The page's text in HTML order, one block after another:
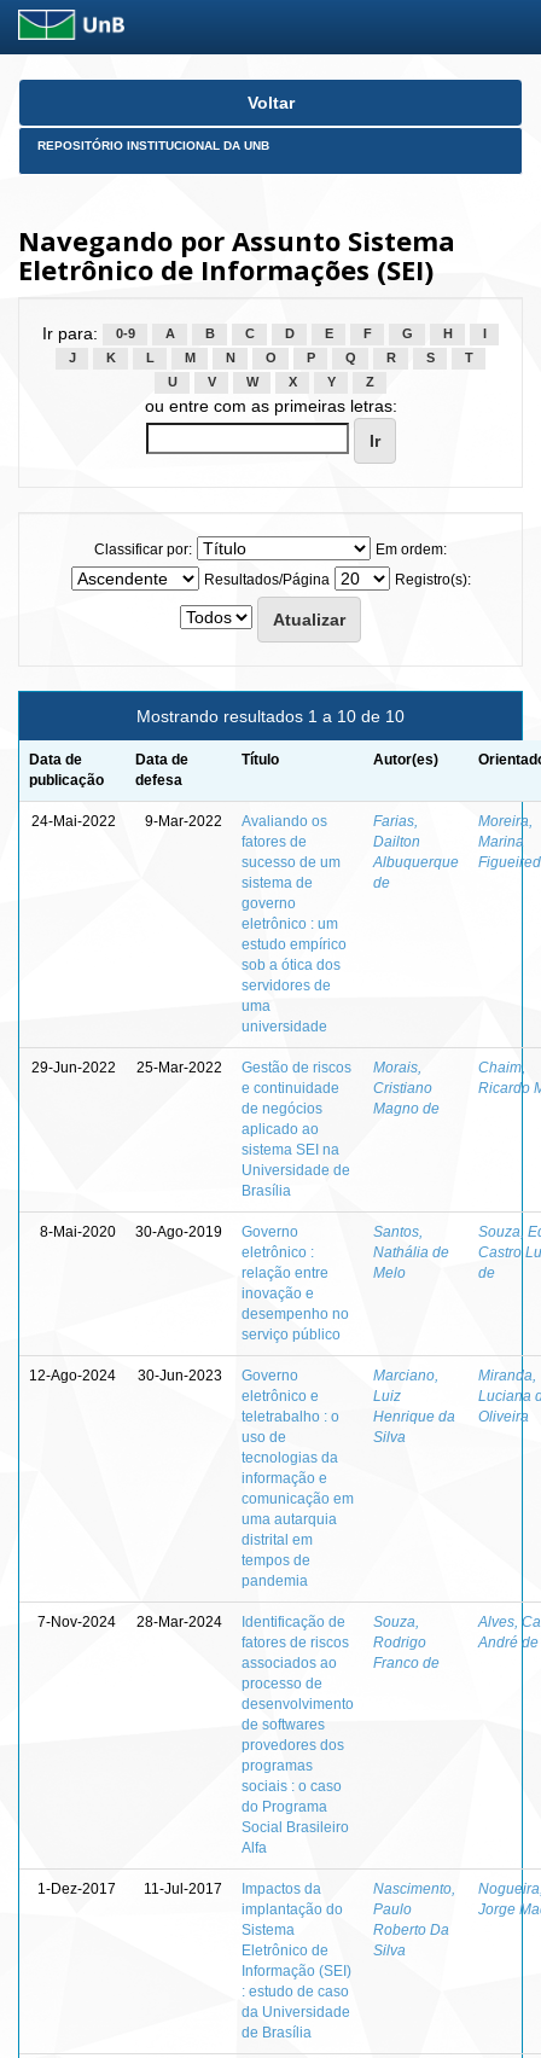
Skip
Voltar
REPOSITÓRIO INSTITUCIONAL DA UNB
Navegando por Assunto Sistema
Eletrônico de Informações (SEI)
Ir para: 0-9 A B C D E F G H
J
K L M N O P Q R S
T
U
V W X Y Z
ou entre com as primeiras letras:
Classificar por:
Em ordem:
Resultados/Página
Registro(s):
Mostrando resultados 1 a 10 de 10
Data de
publicação
Data de
defesa
Título Autor(es)
24-Mai-2022 9-Mar-2022
Avaliando os
fatores de
sucesso de um
sistema de
governo
eletrônico : um
estudo empírico
sob a ótica dos
servidores de
uma
universidade
Farias,
Dailton
Albuquerque
de
Moreira,
Marina
29-Jun-2022 25-Mar-2022
Gestão de riscos
e continuidade
de negócios
aplicado ao
sistema SEI na
Universidade de
Brasília
Morais,
Cristiano
Magno de
Chaim,
Ricardo
8-Mai-2020 30-Ago-2019
Governo
eletrônico :
relação entre
inovação e
desempenho no
serviço público
Santos,
Nathália de
Melo
Souza,
Castro
de
12-Ago-2024 30-Jun-2023
Governo
eletrônico e
teletrabalho : o
uso de
tecnologias da
informação e
comunicação em
uma autarquia
distrital em
tempos de
pandemia
Marciano,
Luiz
Henrique da
Silva
Miranda,
Luciana
Oliveira
7-Nov-2024 28-Mar-2024
Identificação de
fatores de riscos
associados ao
processo de
desenvolvimento
de softwares
provedores dos
programas
sociais : o caso
do Programa
Social Brasileiro
Alfa
Souza,
Rodrigo
Franco de
Alves,
André
1-Dez-2017 11-Jul-2017
Impactos da
implantação do
Sistema
Eletrônico de
Informação (SEI)
: estudo de caso
da Universidade
de Brasília
Nascimento,
Paulo
Roberto Da
Silva
Jorge